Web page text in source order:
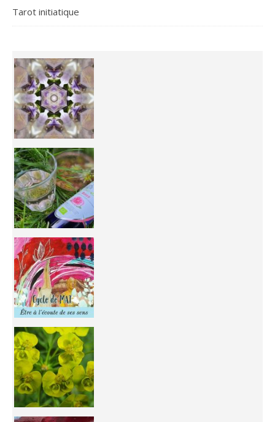
Tarot initiatique
Inhabit your body and understand its
You're